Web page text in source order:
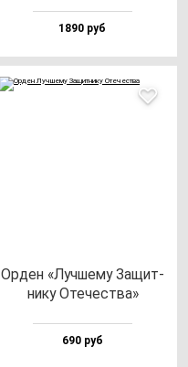
1890 руб
Орден «Луч­ше­му Защит­
ни­ку Оте­чес­тва»
690 руб